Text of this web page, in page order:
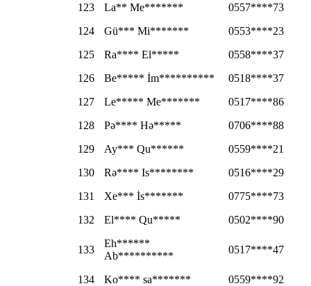
123
La** Me*******
0557****73
124
Gü*** Mi*******
0553****23
125
Ra**** El*****
0558****37
126
Be***** İm**********
0518****37
127
Le***** Me*******
0517****86
128
Pə**** Hə*****
0706****88
129
Ay*** Qu******
0559****21
130
Rə**** Is********
0516****29
131
Xe*** İs*******
0775****73
132
El**** Qu***** 0502****90
133
Eh******
Ab**********
0517****47
134 Ko**** sa*******
0559****92